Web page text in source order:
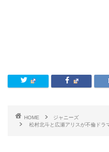
HOME
ジャニーズ
松村北斗と広瀬アリスが不倫ドラ